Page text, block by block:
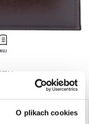
O plikach cookies